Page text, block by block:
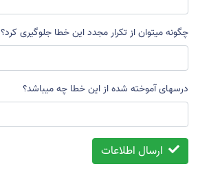
چگونه میتوان از تکرار مجدد این خطا جلوگیری کرد؟
درسهای آموخته شده از این خطا چه میباشد؟
ارسال اطلاعات